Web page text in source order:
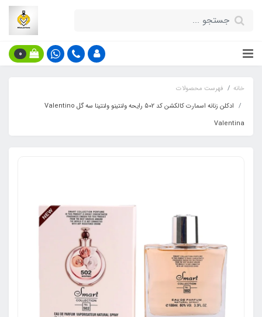
0
خانه
فهرست محصولات
ادکلن زنانه اسمارت کالکشن کد 502 رایحه ولنتینو ولنتینا سه گل Valentino
Valentina